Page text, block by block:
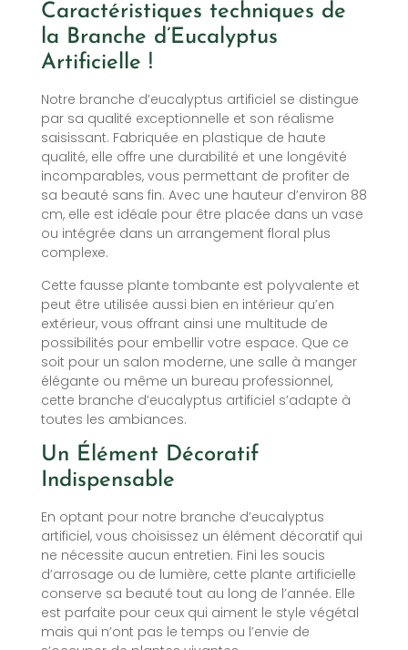
Caractéristiques techniques de
la Branche d’Eucalyptus
Artificielle !
Notre branche d’eucalyptus artificiel se distingue
par sa qualité exceptionnelle et son réalisme
saisissant. Fabriquée en plastique de haute
qualité, elle offre une durabilité et une longévité
incomparables, vous permettant de profiter de
sa beauté sans fin. Avec une hauteur d’environ 88
cm, elle est idéale pour être placée dans un vase
ou intégrée dans un arrangement floral plus
complexe.
Cette fausse plante tombante est polyvalente et
peut être utilisée aussi bien en intérieur qu’en
extérieur, vous offrant ainsi une multitude de
possibilités pour embellir votre espace. Que ce
soit pour un salon moderne, une salle à manger
élégante ou même un bureau professionnel,
cette branche d’eucalyptus artificiel s’adapte à
toutes les ambiances.
Un Élément Décoratif
Indispensable
En optant pour notre branche d’eucalyptus
artificiel, vous choisissez un élément décoratif qui
ne nécessite aucun entretien. Fini les soucis
d’arrosage ou de lumière, cette plante artificielle
conserve sa beauté tout au long de l’année. Elle
est parfaite pour ceux qui aiment le style végétal
mais qui n’ont pas le temps ou l’envie de